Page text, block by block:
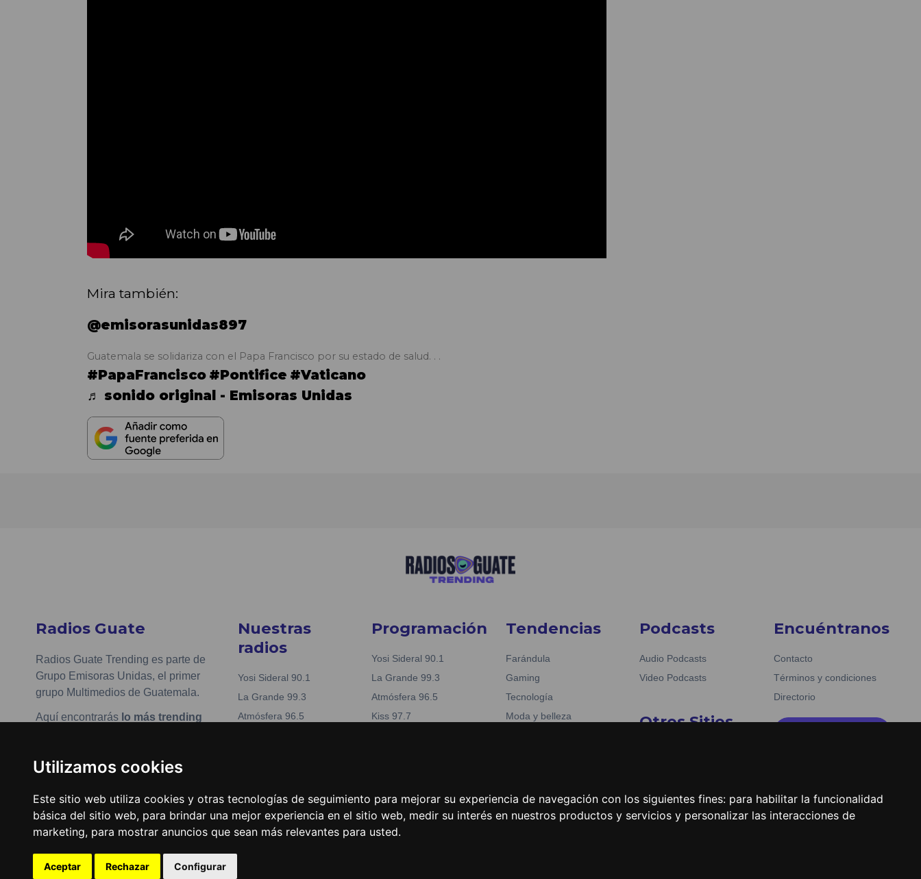
Utilizamos cookies
Este sitio web utiliza cookies y otras tecnologías de seguimiento para mejorar su experiencia de navegación con los siguientes fines: para habilitar la funcionalidad
básica del sitio web, para brindar una mejor experiencia en el sitio web, medir su interés en nuestros productos y servicios y personalizar las interacciones de
marketing, para mostrar anuncios que sean más relevantes para usted.
Aceptar Rechazar Configurar
Mira también:
@emisorasunidas897
Guatemala se solidariza con el Papa Francisco por su estado de salud. . .
#PapaFrancisco #Pontifice #Vaticano
♬ sonido original - Emisoras Unidas
Radios Guate
Radios Guate Trending es parte de
Grupo Emisoras Unidas, el primer
grupo Multimedios de Guatemala.
Aquí encontrarás lo más trending
música favorita.
www.emisorasunidas.com
Actualizar preferencias de
cookies
Nuestras
radios
Yosi Sideral 90.1
La Grande 99.3
Atmósfera 96.5
Programación
Yosi Sideral 90.1
La Grande 99.3
Atmósfera 96.5
Kiss 97.7
Tendencias
Farándula
Gaming
Tecnología
Moda y belleza
Podcasts
Audio Podcasts
Video Podcasts
Otros Sitios
Encuéntranos
Contacto
Términos y condiciones
Directorio